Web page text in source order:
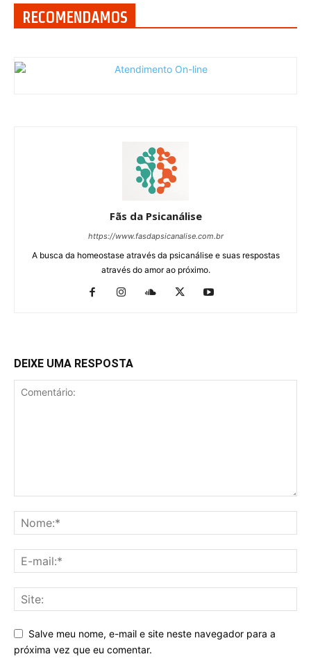
RECOMENDAMOS
Fãs da Psicanálise
https://www.fasdapsicanalise.com.br
A busca da homeostase através da psicanálise e suas respostas
através do amor ao próximo.
DEIXE UMA RESPOSTA
Salve meu nome, e-mail e site neste navegador para a
próxima vez que eu comentar.